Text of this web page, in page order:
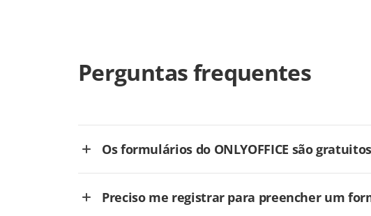
Perguntas frequentes
Os formulários do ONLYOFFICE são
Preciso me registrar para preencher um